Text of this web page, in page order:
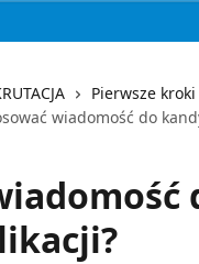
Pierwsze
wiadomość do